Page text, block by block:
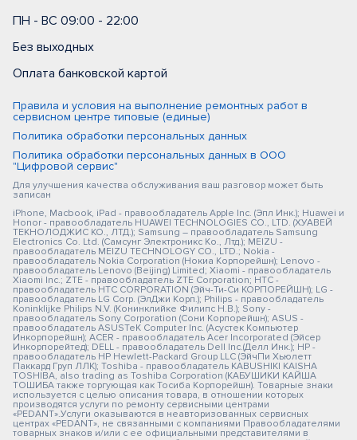
ПН - ВС 09:00 - 22:00
Без выходных
Оплата банковской картой
Правила и условия на выполнение ремонтных работ в
сервисном центре типовые (единые)
Политика обработки персональных данных
Политика обработки персональных данных в ООО
"Цифровой сервис"
Для улучшения качества обслуживания ваш разговор может быть
записан
iPhone, Macbook, iPad - правообладатель Apple Inc. (Эпл Инк.); Huawei и
Honor - правообладатель HUAWEI TECHNOLOGIES CO., LTD. (ХУАВЕЙ
ТЕКНОЛОДЖИС КО., ЛТД.); Samsung – правообладатель Samsung
Electronics Co. Ltd. (Самсунг Электроникс Ко., Лтд.); MEIZU -
правообладатель MEIZU TECHNOLOGY CO., LTD.; Nokia -
правообладатель Nokia Corporation (Нокиа Корпорейшн); Lenovo -
правообладатель Lenovo (Beijing) Limited; Xiaomi - правообладатель
Xiaomi Inc.; ZTE - правообладатель ZTE Corporation; HTC -
правообладатель HTC CORPORATION (Эйч-Ти-Си КОРПОРЕЙШН); LG -
правообладатель LG Corp. (ЭлДжи Корп.); Philips - правообладатель
Koninklijke Philips N.V. (Конинклийке Филипс Н.В.); Sony -
правообладатель Sony Corporation (Сони Корпорейшн); ASUS -
правообладатель ASUSTeK Computer Inc. (Асустек Компьютер
Инкорпорейшн); ACER - правообладатель Acer Incorporated (Эйсер
Инкорпорейтед); DELL - правообладатель Dell Inc.(Делл Инк.); HP -
правообладатель HP Hewlett-Packard Group LLC (ЭйчПи Хьюлетт
Паккард Груп ЛЛК); Toshiba - правообладатель KABUSHIKI KAISHA
TOSHIBA, also trading as Toshiba Corporation (КАБУШИКИ КАЙША
ТОШИБА также торгующая как Тосиба Корпорейшн). Товарные знаки
используется с целью описания товара, в отношении которых
производятся услуги по ремонту сервисными центрами
«PEDANT».Услуги оказываются в неавторизованных сервисных
центрах «PEDANT», не связанными с компаниями Правообладателями
товарных знаков и/или с ее официальными представителями в